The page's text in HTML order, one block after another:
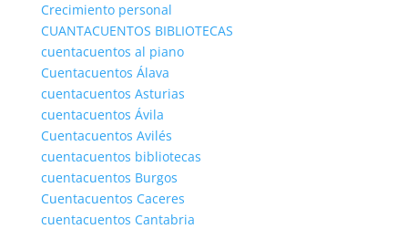
Crecimiento personal
CUANTACUENTOS BIBLIOTECAS
cuentacuentos al piano
Cuentacuentos Álava
cuentacuentos Asturias
cuentacuentos Ávila
Cuentacuentos Avilés
cuentacuentos bibliotecas
cuentacuentos Burgos
Cuentacuentos Caceres
cuentacuentos Cantabria